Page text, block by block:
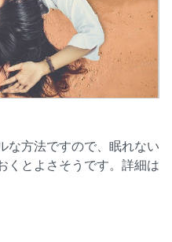
な方法ですので、眠れない
くとよさそうです。詳細は